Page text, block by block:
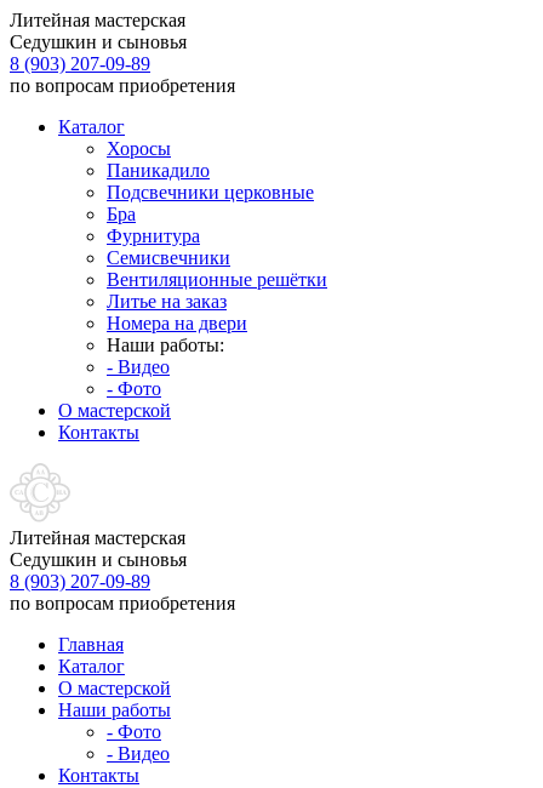
Литейная мастерская
Седушкин и сыновья
8 (903) 207-09-89
по вопросам приобретения
Каталог
Хоросы
Паникадило
Подсвечники церковные
Бра
Фурнитура
Семисвечники
Вентиляционные решётки
Литье на заказ
Номера на двери
Наши работы:
- Видео
- Фото
О мастерской
Контакты
Литейная мастерская
Седушкин и сыновья
8 (903) 207-09-89
по вопросам приобретения
Главная
Каталог
О мастерской
Наши работы
- Фото
- Видео
Контакты